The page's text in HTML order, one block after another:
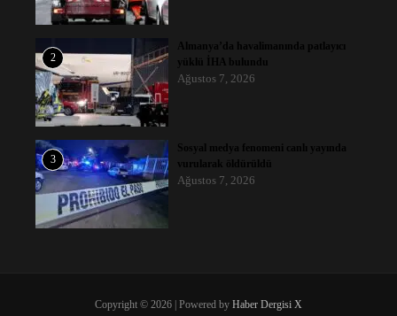
2
Almanya’da havalimanında patlayıcı
yüklü İHA bulundu
Ağustos 7, 2026
3
Sosyal medya fenomeni canlı yayında
vurularak öldürüldü
Ağustos 7, 2026
Copyright © 2026 | Powered by Haber Dergisi X